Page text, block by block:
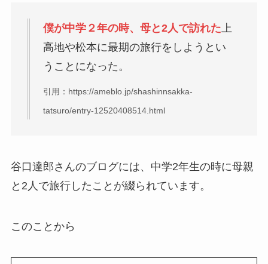
僕が中学２年の時、母と2人で訪れた上
高地や松本に最期の旅行をしようとい
うことになった。
引用：https://ameblo.jp/shashinnsakka-
tatsuro/entry-12520408514.html
谷口達郎さんのブログには、中学2年生の時に母親
と2人で旅行したことが綴られています。
このことから